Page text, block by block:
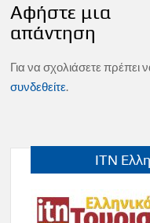
Αφήστε μια
απάντηση
Για να σχολιάσετε πρέπει
συνδεθείτε.
ITN